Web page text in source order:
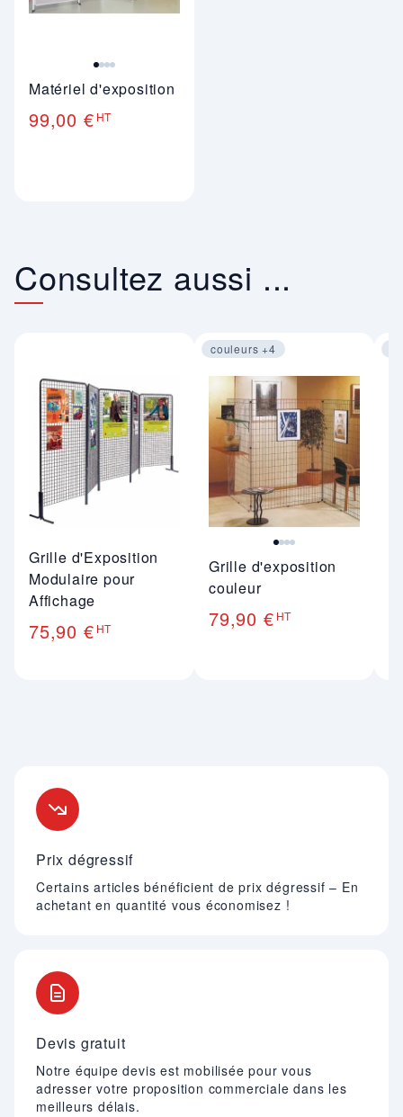
Matériel d'exposition
99,00 € HT
Consultez aussi ...
​Grille d'Exposition
Modulaire pour
Affichage
75,90 € HT
couleurs +4
Image 1 sur 4
Grille d'exposition
couleur
79,90 € HT
Prix dégressif
Certains articles bénéficient de prix dégressif – En
achetant en quantité vous économisez !
Devis gratuit
Notre équipe devis est mobilisée pour vous
adresser votre proposition commerciale dans les
meilleurs délais.